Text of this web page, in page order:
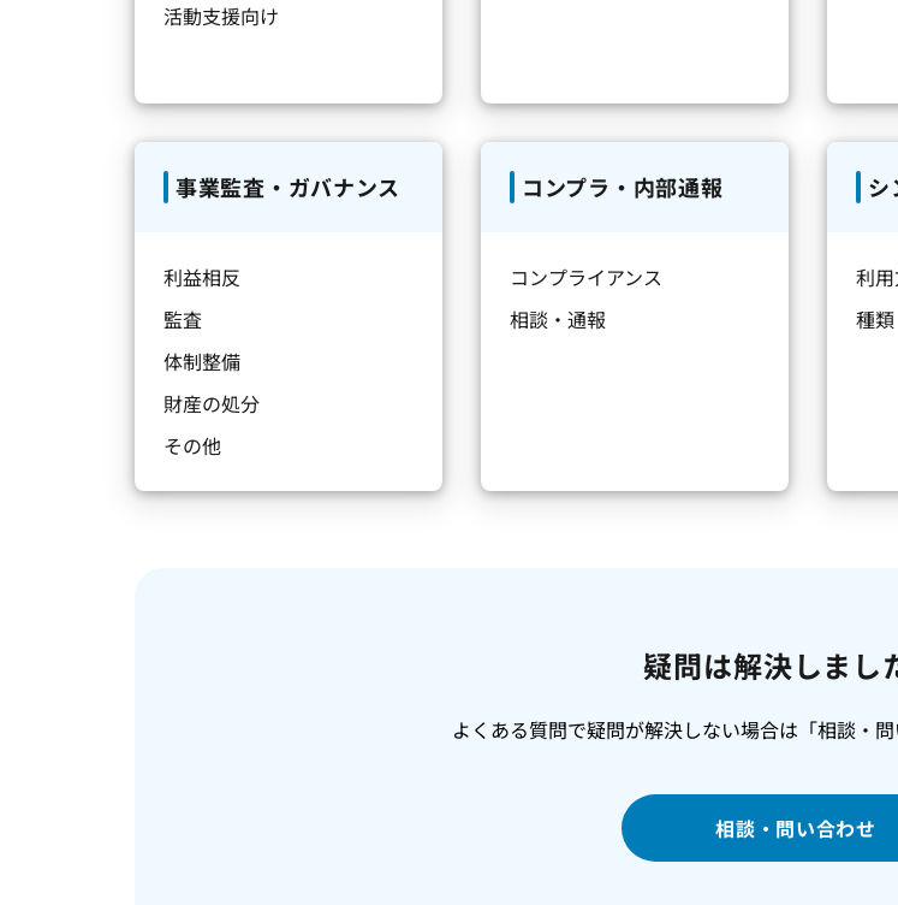
活動支援向け
事業監査・ガバナンス
利益相反
監査
体制整備
財産の処分
その他
コンプラ・内部通報
コンプライアンス
相談・通報
シ
利
種類
疑問は解決しまし
よくある質問で疑問が解決しない場合は「相談・
相談・問い合わせ